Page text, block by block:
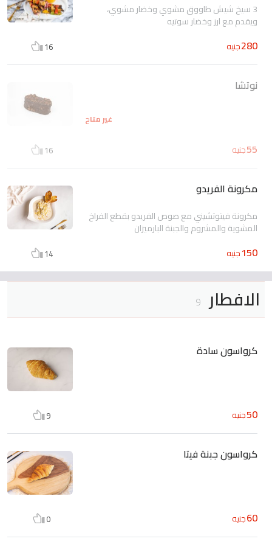
3 سيخ شيش طاووق مشوي وخضار مشوي،
ويقدم مع ارز وخضار سوتيه
280جنيه 16
نوتشا
غير متاح
55جنيه 16
مكرونة الفريدو
مكرونة فيتوتشيني مع صوص الفريدو بقطع الفراخ
المشوية والمشروم والجبنة البارميزان
150جنيه 14
الافطار 9
كرواسون سادة
50جنيه 9
كرواسون جبنة فيتا
60جنيه 0